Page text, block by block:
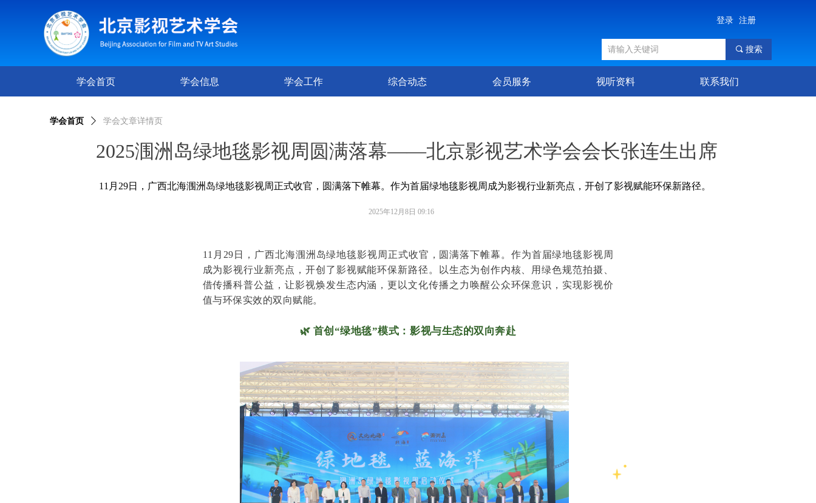
学会首页 学会信息 学会工作 综合动态 会员服务 视听资料 联系我们
登录 注册
끠 搜索
2025涠洲岛绿地毯影视周圆满落幕——北京影视艺术学会会长张连生出席
11月29日，广西北海涠洲岛绿地毯影视周正式收官，圆满落下帷幕。作为首届绿地毯影视周
成为影视行业新亮点，开创了影视赋能环保新路径。以生态为创作内核、用绿色规范拍摄、
借传播科普公益，让影视焕发生态内涵，更以文化传播之力唤醒公众环保意识，实现影视价
值与环保实效的双向赋能。
🌿 首创“绿地毯”模式：影视与生态的双向奔赴
2025年12月8日 09:16
学会首页 ꄲ 学会文章详情页
11月29日，广西北海涠洲岛绿地毯影视周正式收官，圆满落下帷幕。作为首届绿地毯影视周成为影视行业新亮点，开创了影视赋能环保新路径。